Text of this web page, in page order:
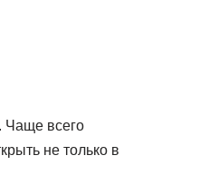
Чаще всего
не только в